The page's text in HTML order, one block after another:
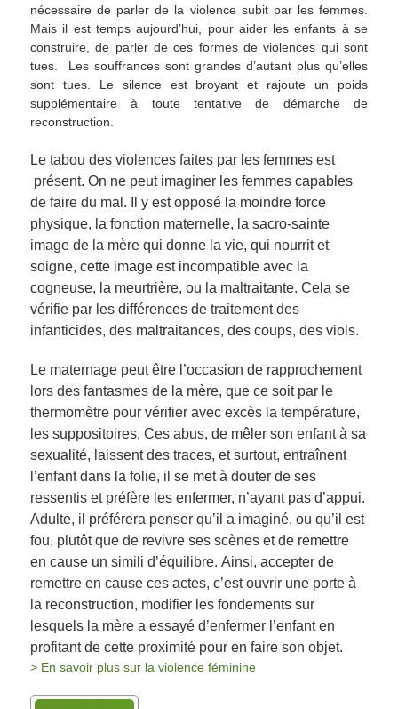
nécessaire de parler de la violence subit par les femmes.
Mais il est temps aujourd’hui, pour aider les enfants à se
construire, de parler de ces formes de violences qui sont
tues. Les souffrances sont grandes d’autant plus qu’elles
sont tues. Le silence est broyant et rajoute un poids
supplémentaire à toute tentative de démarche de
reconstruction.
Le tabou des violences faites par les femmes est
présent. On ne peut imaginer les femmes capables
de faire du mal. Il y est opposé la moindre force
physique, la fonction maternelle, la sacro-sainte
image de la mère qui donne la vie, qui nourrit et
soigne, cette image est incompatible avec la
cogneuse, la meurtrière, ou la maltraitante. Cela se
vérifie par les différences de traitement des
infanticides, des maltraitances, des coups, des viols.
Le maternage peut être l’occasion de rapprochement
lors des fantasmes de la mère, que ce soit par le
thermomètre pour vérifier avec excès la température,
les suppositoires. Ces abus, de mêler son enfant à sa
sexualité, laissent des traces, et surtout, entraînent
l’enfant dans la folie, il se met à douter de ses
ressentis et préfère les enfermer, n’ayant pas d’appui.
Adulte, il préférera penser qu’il a imaginé, ou qu’il est
fou, plutôt que de revivre ses scènes et de remettre
en cause un simili d’équilibre. Ainsi, accepter de
remettre en cause ces actes, c’est ouvrir une porte à
la reconstruction, modifier les fondements sur
lesquels la mère a essayé d’enfermer l’enfant en
profitant de cette proximité pour en faire son objet.
> En savoir plus sur la violence féminine